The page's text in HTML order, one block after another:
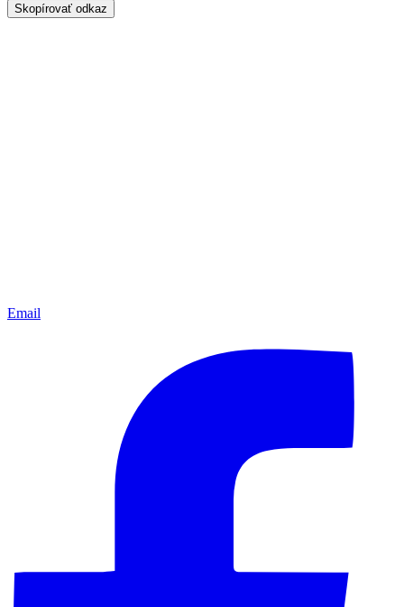
Skopírovať odkaz
Email